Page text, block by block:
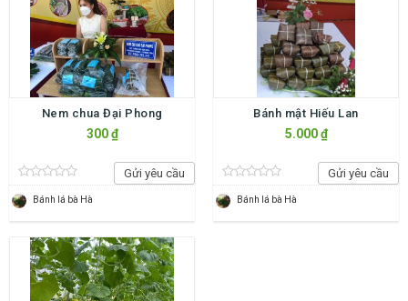
Nem chua Đại Phong
300 ₫
Gửi yêu cầu
Bánh lá bà Hà
Bánh mật Hiếu Lan
5.000 ₫
Gửi yêu cầu
Bánh lá bà Hà